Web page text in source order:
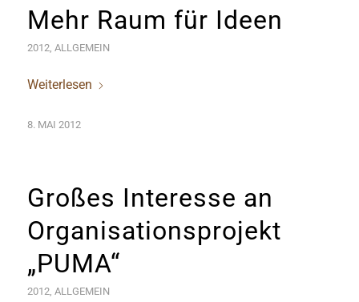
Mehr Raum für Ideen
2012, ALLGEMEIN
Weiterlesen
8. MAI 2012
Großes Interesse an
Organisationsprojekt
„PUMA“
2012, ALLGEMEIN